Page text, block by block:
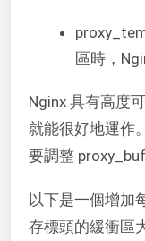
區時，
Nginx 具有高度
就能很好地運作
要調整
以下是一個增加
存標頭的緩衝區